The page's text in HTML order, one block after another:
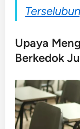
Upaya
Berkedok